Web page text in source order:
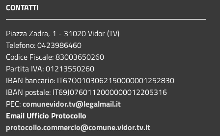
CONTATTI
Piazza Zadra, 1 - 31020 Vidor (TV)
Telefono: 0423986460
Codice Fiscale: 83003650260
Partita IVA: 01213550260
IBAN bancario: IT67O0103062150000001252830
IBAN postale: IT69J0760112000000012205316
PEC:comunevidor.tv@legalmail.it
Email Ufficio Protocollo
protocollo.commercio@comune.vidor.tv.it